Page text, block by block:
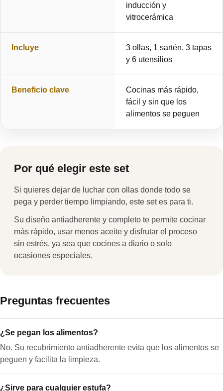
inducción y
vitrocerámica
Incluye
3 ollas, 1 sartén, 3 tapas
y 6 utensilios
Beneficio clave
Cocinas más rápido,
fácil y sin que los
alimentos se peguen
Por qué elegir este set
Si quieres dejar de luchar con ollas donde todo se
pega y perder tiempo limpiando, este set es para ti.
Su diseño antiadherente y completo te permite cocinar
más rápido, usar menos aceite y disfrutar el proceso
sin estrés, ya sea que cocines a diario o solo
ocasiones especiales.
Preguntas frecuentes
¿Se pegan los alimentos?
No. Su recubrimiento antiadherente evita que los alimentos se
peguen y facilita la limpieza.
¿Sirve para cualquier estufa?